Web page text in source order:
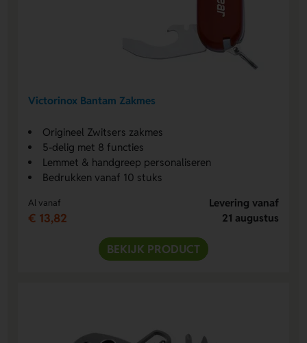
Victorinox Bantam Zakmes
Origineel Zwitsers zakmes
5-delig met 8 functies
Lemmet & handgreep personaliseren
Bedrukken vanaf 10 stuks
Al vanaf
€ 13,82
Levering vanaf
21 augustus
BEKIJK PRODUCT